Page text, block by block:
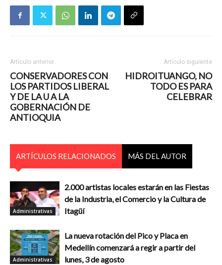
Artículo anterior
CONSERVADORES CON
LOS PARTIDOS LIBERAL
Y DE LA U A LA
GOBERNACIÓN DE
ANTIOQUIA
Artículo siguiente
HIDROITUANGO, NO
TODO ES PARA
CELEBRAR
ARTÍCULOS RELACIONADOS MÁS DEL AUTOR
Administrativas
2.000 artistas locales estarán en las Fiestas
de la Industria, el Comercio y la Cultura de
Itagüí
Administrativas
La nueva rotación del Pico y Placa en
Medellín comenzará a regir a partir del
lunes, 3 de agosto